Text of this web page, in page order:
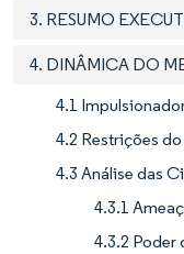
3. RESUMO
4. DINÂMICA DO
4.1
4.2 Restrições
4.3 Análise das
4.3.1
4.3.2 Poder